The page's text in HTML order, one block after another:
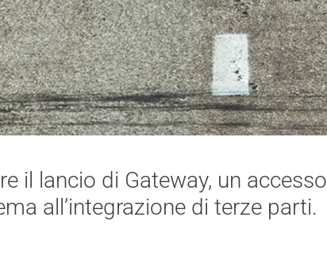
il lancio di Gateway, un
all’integrazione di terze parti.